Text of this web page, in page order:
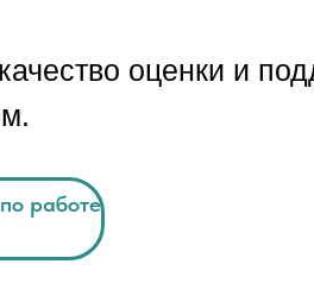
оценки и
работе